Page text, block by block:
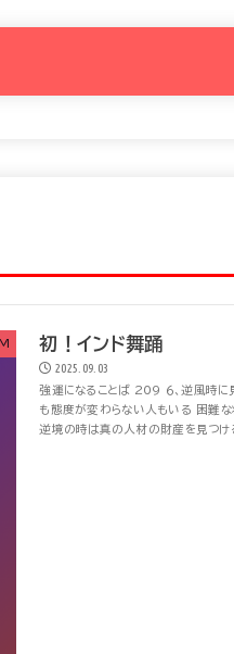
初！インド舞踊
2025.09.03
強運になることば 209 ６、逆風時
も態度が変わらない人もいる 困難
逆境の時は真の人材の財産を見つ